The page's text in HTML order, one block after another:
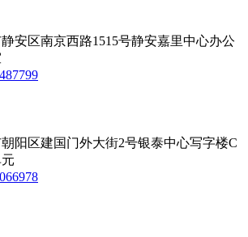
安区南京西路1515号静安嘉里中心办公
阳区建国门外大街2号银泰中心写字楼C